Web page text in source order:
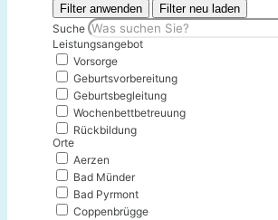
Filter anwenden
Filter neu laden
Suche
Leistungsangebot
Vorsorge
Geburtsvorbereitung
Geburtsbegleitung
Wochenbettbetreuung
Rückbildung
Orte
Aerzen
Bad Münder
Bad Pyrmont
Coppenbrügge